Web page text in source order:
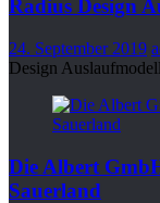
Radius Design
24. September 2019
Design
Die Albert
Sauerland